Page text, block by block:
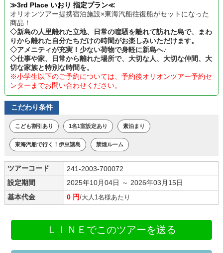
≫3rd Place いおり 指定プラン≪
オリオンツアー提携宿泊施設×東海汽船往復船がセットになった
商品！
◇新島の人里離れた立地、日常の喧騒を離れて訪れた島で、まわ
りから離れた自分たちだけの時間がお楽しみいただけます。
◇アメニティが充実！少ない荷物で身軽に新島へ♪
◇仕事や家、日常から離れた場所で、大切な人、大切な仲間、大
切な家族と特別な時間を。
※小学生以下のご予約については、予約後オリオンツアー予約セ
ンターまでお問い合わせください。
こだわり条件
こども割引あり 1名1室設定あり 素泊まり
東海汽船で行く！伊豆諸島 禁煙ルーム
ツアーコード
241-2003-700072
設定期間
2025年10月04日 ～ 2026年03月15日
基本代金
0 円/大人1名様あたり
ＬＩＮＥでこのツアーを送る